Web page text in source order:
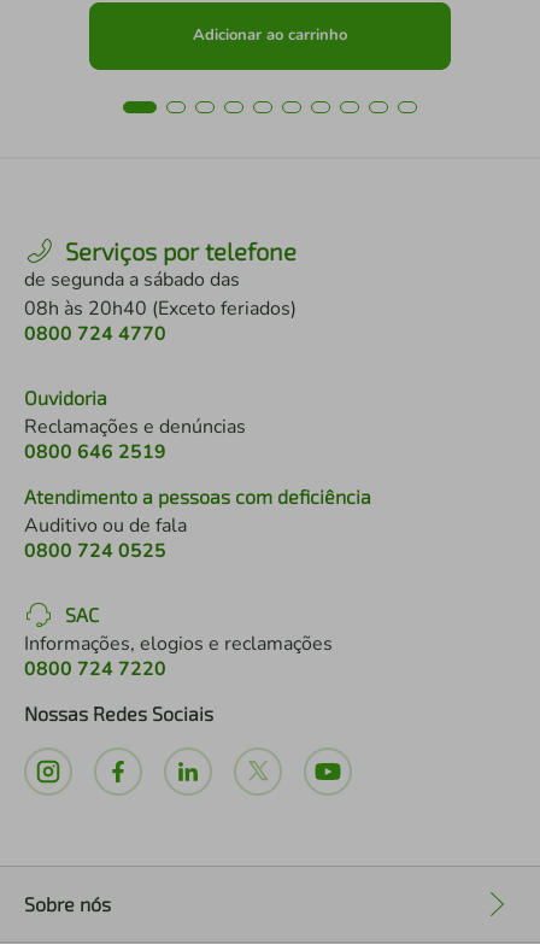
Adicionar ao carrinho
Serviços por telefone
de segunda a sábado das
08h às 20h40 (Exceto feriados)
0800 724 4770
Ouvidoria
Reclamações e denúncias
0800 646 2519
Atendimento a pessoas com deficiência
Auditivo ou de fala
0800 724 0525
SAC
Informações, elogios e reclamações
0800 724 7220
Nossas Redes Sociais
Sobre nós